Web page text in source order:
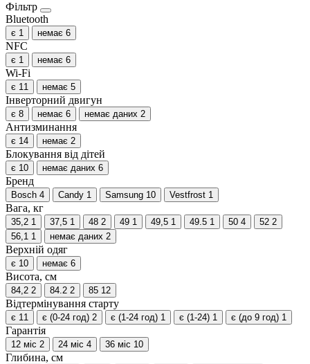
Фільтр
Bluetooth
є 1 немає 6
NFC
є 1 немає 6
Wi-Fi
є 11 немає 5
Інверторний двигун
є 8 немає 6 немає даних 2
Антизминання
є 14 немає 2
Блокування від дітей
є 10 немає даних 6
Бренд
Bosch 4 Candy 1 Samsung 10 Vestfrost 1
Вага, кг
35,2 1 37,5 1 48 2 49 1 49,5 1 49.5 1 50 4 52 2
56,1 1 немає даних 2
Верхній одяг
є 10 немає 6
Висота, см
84,2 2 84.2 2 85 12
Відтермінування старту
є 11 є (0-24 год) 2 є (1-24 год) 1 є (1-24) 1 є (до 9 год) 1
Гарантія
12 міс 2 24 міс 4 36 міс 10
Глибина, см